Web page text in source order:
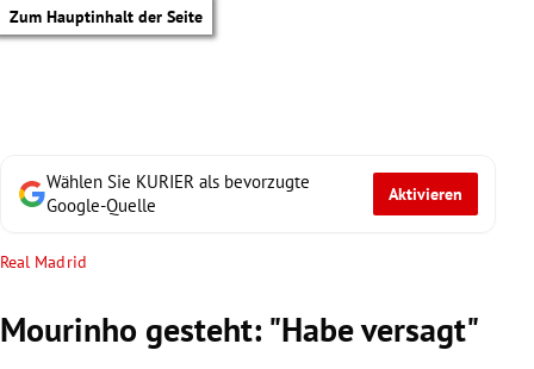
Zum Hauptinhalt der Seite
Wählen Sie KURIER als bevorzugte
Google-Quelle
Aktivieren
Real Madrid
Mourinho gesteht: "Habe versagt"